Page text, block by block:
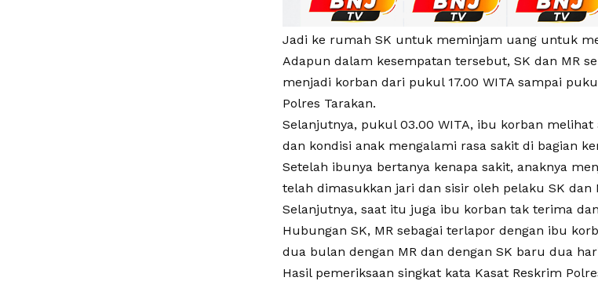
Jadi ke rumah SK untuk meminjam uang untuk
Adapun dalam kesempatan tersebut, SK dan MR
menjadi korban dari pukul 17.00 WITA sampai
Polres Tarakan.
Selanjutnya, pukul 03.00 WITA, ibu korban
dan kondisi anak mengalami rasa sakit di bagian
Setelah ibunya bertanya kenapa sakit, anaknya
telah dimasukkan jari dan sisir oleh pelaku SK dan
Selanjutnya, saat itu juga ibu korban tak terima
Hubungan SK, MR sebagai terlapor dengan ibu
dua bulan dengan MR dan dengan SK baru dua
Hasil pemeriksaan singkat kata Kasat Reskrim